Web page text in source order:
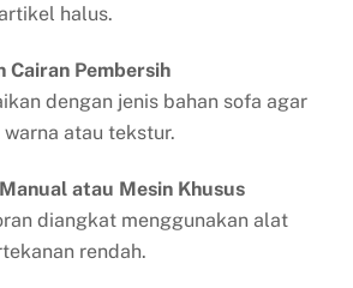
halus.
Cairan Pembersih
dengan jenis bahan sofa agar
atau tekstur.
atau Mesin Khusus
diangkat menggunakan alat
rendah.